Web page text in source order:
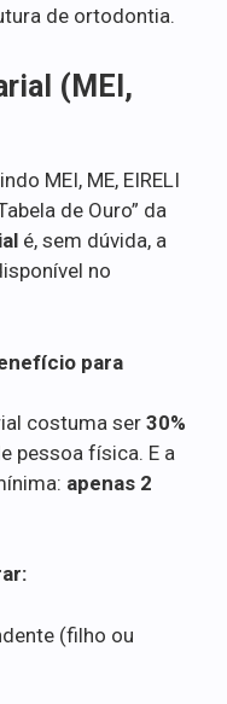
de ortodontia.
(MEI,
MEI, ME, EIRELI
de Ouro” da
é, sem dúvida, a
no
para
costuma ser 30%
pessoa física. E a
apenas 2
(filho ou